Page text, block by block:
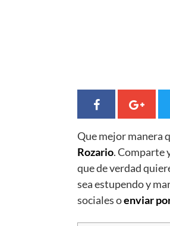
Que mejor manera
Rozario. Comparte
que de verdad
sea estupendo y
sociales oenviar